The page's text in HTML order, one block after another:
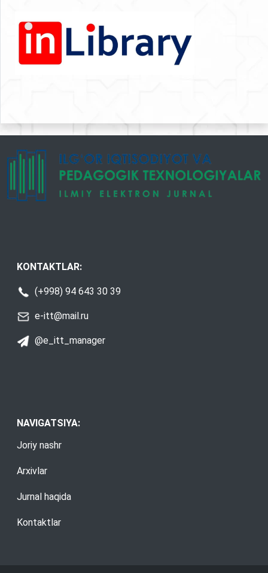
KONTAKTLAR:
(+998) 94 643 30 39
e-itt@mail.ru
@e_itt_manager
NAVIGATSIYA:
Joriy nashr
Arxivlar
Jurnal haqida
Kontaktlar